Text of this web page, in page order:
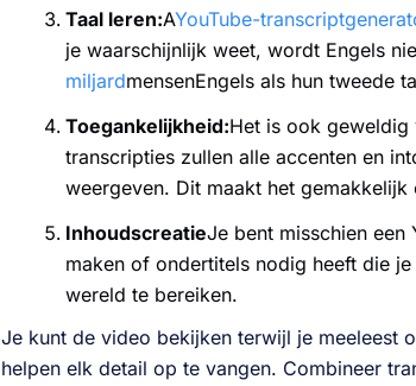
Taal leren:AYouTube-
je waarschijnlijk weet, wordt Engels
miljardmensenEngels als hun tweede
Toegankelijkheid:Het is ook
transcripties zullen alle accenten en
weergeven. Dit maakt het
InhoudscreatieJe bent misschien een
maken of ondertitels nodig heeft die
wereld te bereiken.
Je kunt de video bekijken terwijl je meeleest
helpen elk detail op te vangen. Combineer